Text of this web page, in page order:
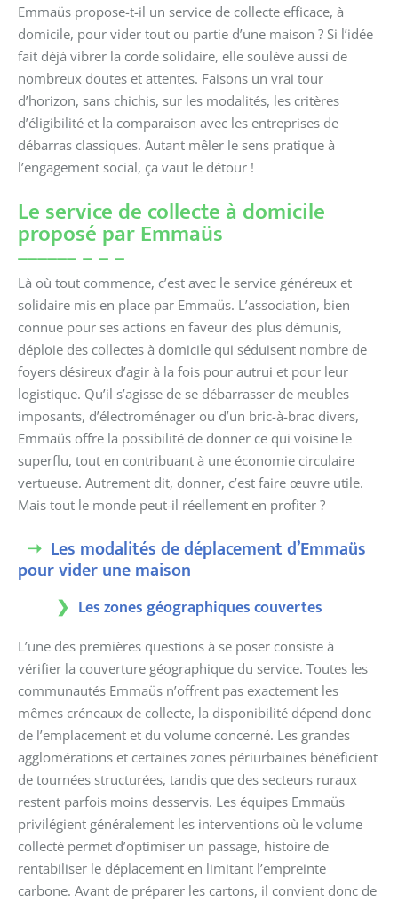
Emmaüs propose-t-il un service de collecte efficace, à
domicile, pour vider tout ou partie d’une maison ? Si l’idée
fait déjà vibrer la corde solidaire, elle soulève aussi de
nombreux doutes et attentes. Faisons un vrai tour
d’horizon, sans chichis, sur les modalités, les critères
d’éligibilité et la comparaison avec les entreprises de
débarras classiques. Autant mêler le sens pratique à
l’engagement social, ça vaut le détour !
Le service de collecte à domicile
proposé par Emmaüs
Là où tout commence, c’est avec le service généreux et
solidaire mis en place par Emmaüs. L’association, bien
connue pour ses actions en faveur des plus démunis,
déploie des collectes à domicile qui séduisent nombre de
foyers désireux d’agir à la fois pour autrui et pour leur
logistique. Qu’il s’agisse de se débarrasser de meubles
imposants, d’électroménager ou d’un bric-à-brac divers,
Emmaüs offre la possibilité de donner ce qui voisine le
superflu, tout en contribuant à une économie circulaire
vertueuse. Autrement dit, donner, c’est faire œuvre utile.
Mais tout le monde peut-il réellement en profiter ?
Les modalités de déplacement d’Emmaüs
pour vider une maison
Les zones géographiques couvertes
L’une des premières questions à se poser consiste à
vérifier la couverture géographique du service. Toutes les
communautés Emmaüs n’offrent pas exactement les
mêmes créneaux de collecte, la disponibilité dépend donc
de l’emplacement et du volume concerné. Les grandes
agglomérations et certaines zones périurbaines bénéficient
de tournées structurées, tandis que des secteurs ruraux
restent parfois moins desservis. Les équipes Emmaüs
privilégient généralement les interventions où le volume
collecté permet d’optimiser un passage, histoire de
rentabiliser le déplacement en limitant l’empreinte
carbone. Avant de préparer les cartons, il convient donc de